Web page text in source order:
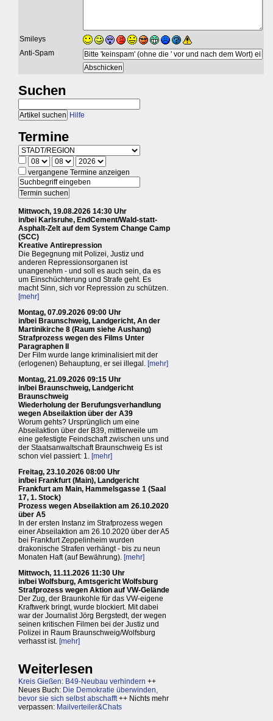
Smileys
Anti-Spam
Suchen
Hilfe
Termine
vergangene Termine anzeigen
Mittwoch, 19.08.2026 14:30 Uhr
in/bei Karlsruhe, EndCement/Wald-statt-
Asphalt-Zelt auf dem System Change Camp
(SCC)
Kreative Antirepression
Die Begegnung mit Polizei, Justiz und
anderen Repressionsorganen ist
unangenehm - und soll es auch sein, da es
um Einschüchterung und Strafe geht. Es
macht Sinn, sich vor Repression zu schützen.
[mehr]
Montag, 07.09.2026 09:00 Uhr
in/bei Braunschweig, Landgericht, An der
Martinikirche 8 (Raum siehe Aushang)
Strafprozess wegen des Films Unter
Paragraphen II
Der Film wurde lange kriminalisiert mit der
(erlogenen) Behauptung, er sei illegal. [mehr]
Montag, 21.09.2026 09:15 Uhr
in/bei Braunschweig, Landgericht
Braunschweig
Wiederholung der Berufungsverhandlung
wegen Abseilaktion über der A39
Worum gehts? Ursprünglich um eine
Abseilaktion über der B39, mittlerweile um
eine gefestigte Feindschaft zwischen uns und
der Staatsanwaltschaft Braunschweig Es ist
schon viel passiert: 1. [mehr]
Freitag, 23.10.2026 08:00 Uhr
in/bei Frankfurt (Main), Landgericht
Frankfurt am Main, Hammelsgasse 1 (Saal
17, 1. Stock)
Prozess wegen Abseilaktion am 26.10.2020
über A5
In der ersten Instanz im Strafprozess wegen
einer Abseilaktion am 26.10.2020 über der A5
bei Frankfurt Zeppelinheim wurden
drakonische Strafen verhängt - bis zu neun
Monaten Haft (auf Bewährung). [mehr]
Mittwoch, 11.11.2026 11:30 Uhr
in/bei Wolfsburg, Amtsgericht Wolfsburg
Strafprozess wegen Aktion auf VW-Gelände
Der Zug, der Braunkohle für das VW-eigene
Kraftwerk bringt, wurde blockiert. Mit dabei
war der Journalist Jörg Bergstedt, der wegen
seinen kritischen Filmen bei der Justiz und
Polizei in Raum Braunschweig/Wolfsburg
verhasst ist. [mehr]
Weiterlesen
Kreis Gießen: B49-Neubau verhindern ++
Neues Buch: Die Demokratie überwinden,
bevor sie sich selbst abschafft++ Nichts mehr
verpassen: Mailverteiler&Chats